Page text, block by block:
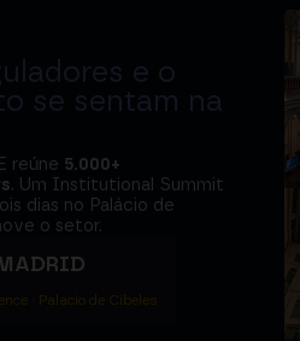
e o
se sentam na
reúne 5.000+
. Um Institutional Summit
dias no Palácio de
o setor.
· Palacio de Cibeles